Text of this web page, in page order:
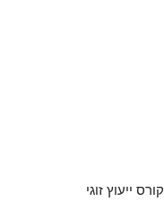
קורס ייעוץ זוגי